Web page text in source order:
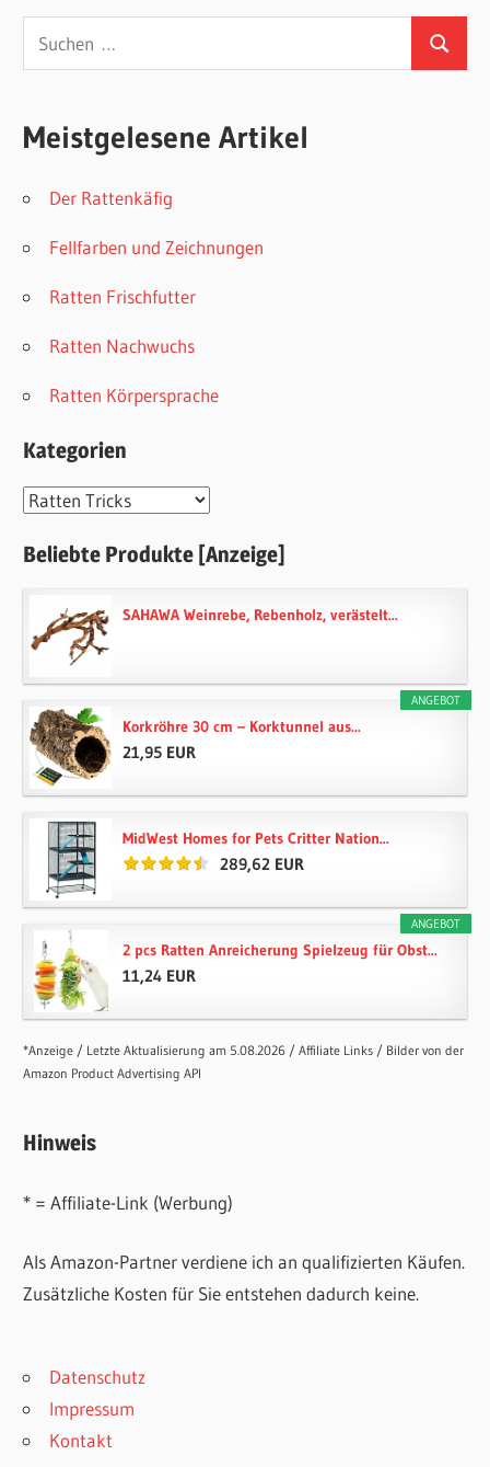
Suchen
nach:
Suchen
Meistgelesene Artikel
Der Rattenkäfig
Fellfarben und Zeichnungen
Ratten Frischfutter
Ratten Nachwuchs
Ratten Körpersprache
Kategorien
Kategorien
Beliebte Produkte [Anzeige]
SAHAWA Weinrebe, Rebenholz, verästelt...
ANGEBOT
Korkröhre 30 cm – Korktunnel aus...
21,95 EUR
MidWest Homes for Pets Critter Nation...
289,62 EUR
ANGEBOT
2 pcs Ratten Anreicherung Spielzeug für Obst...
11,24 EUR
*Anzeige / Letzte Aktualisierung am 5.08.2026 / Affiliate Links / Bilder von der
Amazon Product Advertising API
Hinweis
* = Affiliate-Link (Werbung)
Als Amazon-Partner verdiene ich an qualifizierten Käufen.
Zusätzliche Kosten für Sie entstehen dadurch keine.
Datenschutz
Impressum
Kontakt